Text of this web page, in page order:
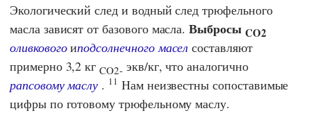
Экологический след и водный след трюфельного
масла зависят от базового масла.Выбросы CO2
оливковогоиподсолнечного масел составляют
примерно 3,2 кгCO2- экв/кг, что аналогично
рапсовому маслу . 11 Нам неизвестны сопоставимые
цифры по готовому трюфельному маслу.